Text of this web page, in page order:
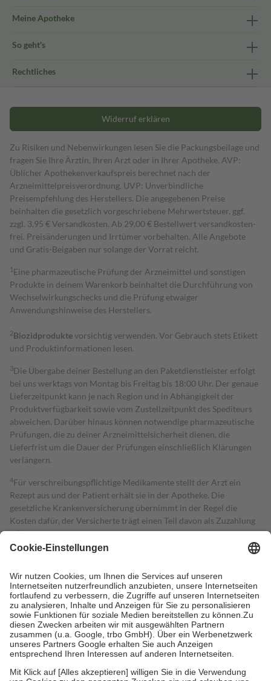
Meine Apotheke
So geht's
Rechtliches
Widerruf erklären
Zu Risiken und Nebenwirkungen lesen Sie die Packungsbeilage und
fragen Sie Ihre Ärztin, Ihren Arzt oder in Ihrer Apotheke. AVP:
Üblicher Apothekenverkaufspreis berechnet nach der
Arzneimittelpreisverordnung. UVP: Unverbindliche
Preisempfehlung des Herstellers. Die angegebenen Preise
beinhalten die gesetzlich vorgeschriebene Mehrwertsteuer, ggf.
zzgl. 3,95 € Versandkosten. Ab 29,00 € Bestell­wert versand­kosten­
frei. Preisänderungen und Irrtümer vorbehalten. Alle Angebote
und Gratis-Beigaben nur solange der Vorrat reicht.
1 Eine pharmazeutische Prüfung der Arzneimittel und sonstigen
Produkte in deinem Warenkorb beinhaltet die Durchführung von
Wechselwirkungschecks und die Prüfung etwaiger
Anwendungshinweise des Herstellers.
2Biozidproduktevorsichtig verwenden. Vor Gebrauch stets Etikett
und Produktinformationen lesen.
3Die Übergabe deiner Bestellung an den Paketdienstleister erfolgt
bei uns werktags von Montag bis Freitag bis 18:00 Uhr. Der genaue
Lieferzeitpunkt kann je nach Region und in Abhängigkeit der
Produktverfügbarkeit sowie vom Zustellzeitpunkt des Spediteurs
abweichen. Darüber hinaus können notwendige pharmazeutische
Prüfungen, die zu deiner Arzneimittelsicherheit dienen, die
Lieferfrist um die Dauer der Prüfungen einschließlich Klärungen
verlängern.
4Für verschreibungspflichtige Medikamente stellt der Arzt ein
Rezept aus und der Patient erhält sie in der Apotheke. Die
gesetzliche Krankenversicherung übernimmt in der Regel die
Kosten dafür, der Versicherte trägt einen Teil davon als Zuzahlung
mit.
Grundsätzlich leisten Mitglieder Zuzahlungen in Höhe von zehn
höchstens zehn Euro.
Es sind jedoch nie mehr als die tatsächlichen
Kosten der Leistung zu entrichten.
Diese Regeln gelten grundsätzlich auch für Online-Apotheken.
Bei Heilmitteln und häuslicher Krankenpflege beträgt die
Zuzahlung zehn Prozent der Kosten sowie zehn Euro je
Verordnung.
Um das Engagement der Versicherten für ihre eigene Gesundheit zu
stärken und die besondere Stellung der Familie zu unterstützen,
fallenkeine Zuzahlungenan bei: